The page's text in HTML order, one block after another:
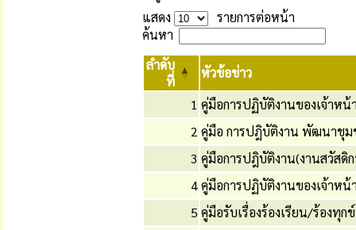
แสดง
รายการต่อหน้า
ค้นหา
ลำดับ
ที่
หัวข้อข่าว
1 คู่มือการปฏิบัติงานของเจ้าห
2 คู่มือ การปฎิบัติงาน พัฒนาชุ
3 คู่มือการปฎิบัติงาน(งานสวัสดิ
4คู่มือการปฏิบัติงานของเจ้าห
5 คู่มือรับเรื่องร้องเรียน/ร้องทุกข์